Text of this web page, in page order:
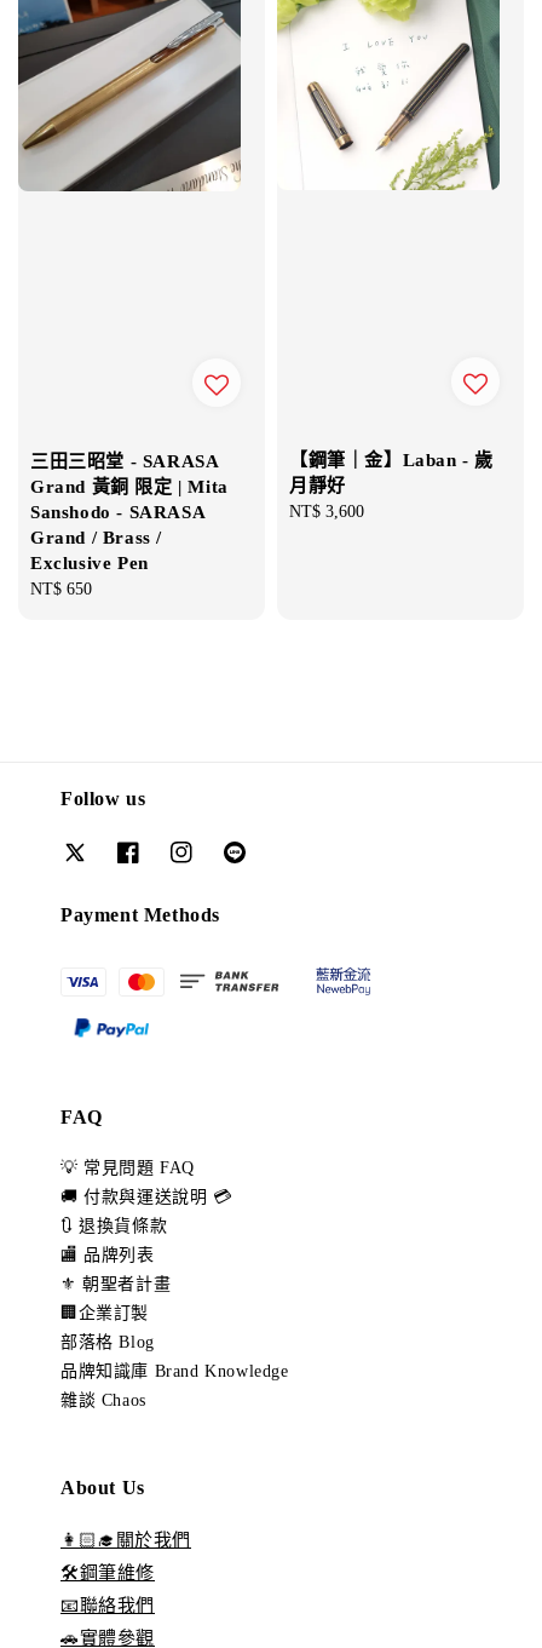
三田三昭堂 - SARASA
Grand 黃銅 限定 | Mita
Sanshodo - SARASA
Grand / Brass /
Exclusive Pen
Regular
NT$ 650
【鋼筆｜金】Laban - 歲
月靜好
Regular
NT$ 3,600
Follow us
Payment Methods
FAQ
💡 常見問題 FAQ
🚚 付款與運送說明 💳
🔃 退換貨條款
🏬 品牌列表
⚜️ 朝聖者計畫
🏢企業訂製
部落格 Blog
品牌知識庫 Brand Knowledge
雜談 Chaos
About Us
👩🏻‍🎓關於我們
🛠️鋼筆維修
📧聯絡我們
🚗實體參觀